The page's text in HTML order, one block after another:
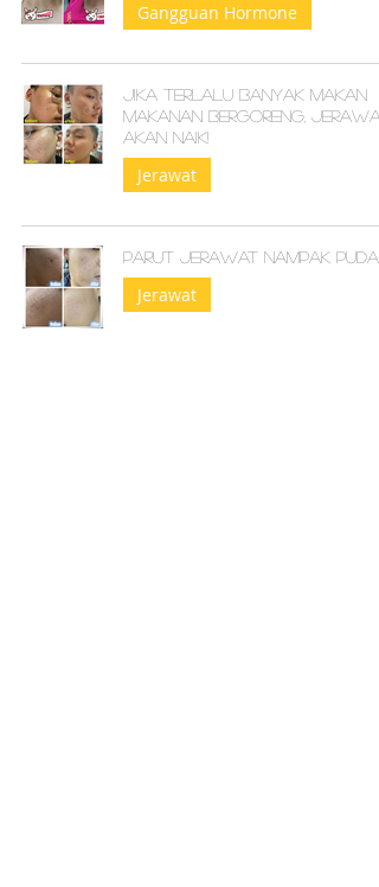
Gangguan Hormone
Jika terlalu banyak makan
makanan bergoreng,
akan naik!
Jerawat
Parut jerawat nampak pudar
Jerawat